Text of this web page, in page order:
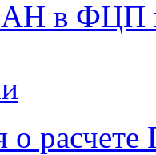
в ФЦП
о